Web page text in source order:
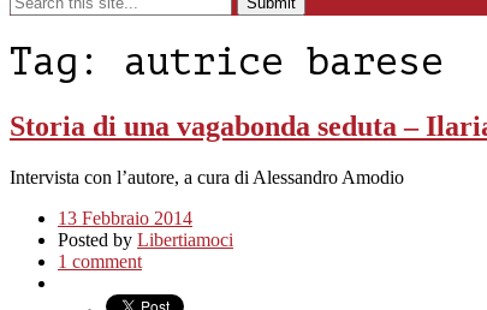
Tag: autrice barese
Storia di una vagabonda seduta –
Intervista con l’autore, a cura di
13 Febbraio 2014
Posted by Libertiamoci
1 comment